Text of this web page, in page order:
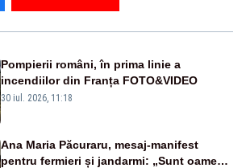
Pompierii români, în prima linie a
incendiilor din Franța FOTO&VIDEO
30 iul. 2026, 11:18
Ana Maria Păcuraru, mesaj-manifest
pentru fermieri și jandarmi: „Sunt oameni